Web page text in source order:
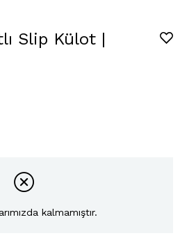
Slip Külot |
kalmamıştır.